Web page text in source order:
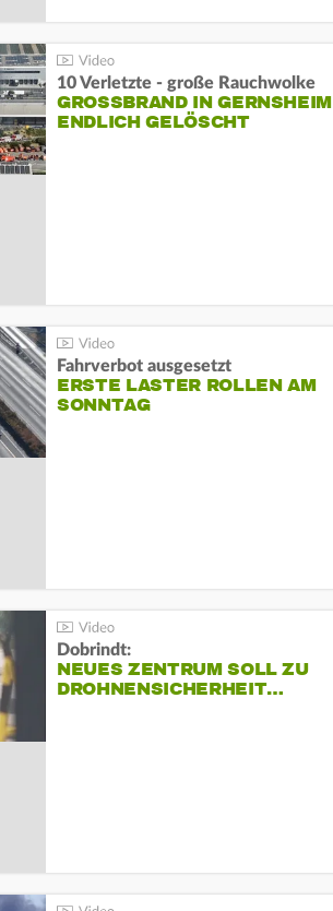
10 Verletzte - große Rauchwolke
GROSSBRAND IN GERNSHEIM E
NDLICH GELÖSCHT
Fahrverbot ausgesetzt
ERSTE LASTER ROLLEN AM
SONNTAG
Dobrindt:
NEUES ZENTRUM SOLL ZU
DROHNENSICHERHEIT…